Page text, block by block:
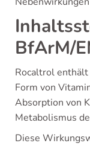
BfArM/
Rocaltrol
Form von
Absorption von
Metabolismus
Diese